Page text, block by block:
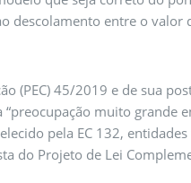
descolamento entre o
(PEC) 45/2019 e de sua
muito grande
pela EC 132,
do Projeto de Lei